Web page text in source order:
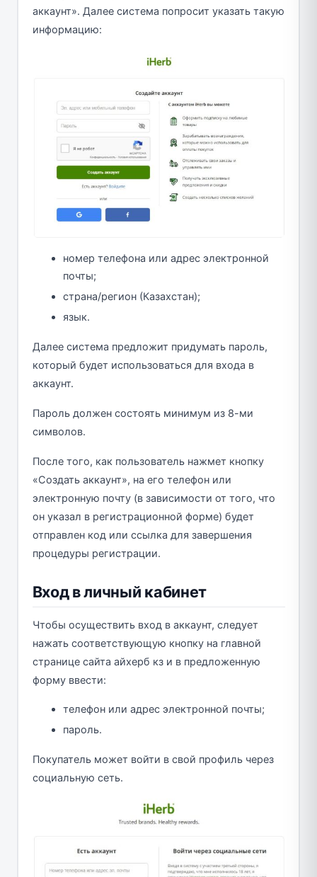
аккаунт». Далее система попросит указать такую
информацию:
номер телефона или адрес электронной
почты;
страна/регион (Казахстан);
язык.
Далее система предложит придумать пароль,
который будет использоваться для входа в
аккаунт.
Пароль должен состоять минимум из 8-ми
символов.
После того, как пользователь нажмет кнопку
«Создать аккаунт», на его телефон или
электронную почту (в зависимости от того, что
он указал в регистрационной форме) будет
отправлен код или ссылка для завершения
процедуры регистрации.
Вход в личный кабинет
Чтобы осуществить вход в аккаунт, следует
нажать соответствующую кнопку на главной
странице сайта айхерб кз и в предложенную
форму ввести:
телефон или адрес электронной почты;
пароль.
Покупатель может войти в свой профиль через
социальную сеть.